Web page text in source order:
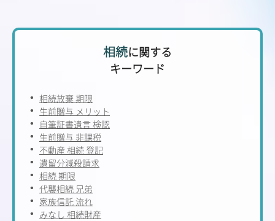
相続に関する
キーワード
相続放棄 期限
生前贈与 メリット
自筆証書遺言 検認
生前贈与 非課税
不動産 相続 登記
遺留分減殺請求
相続 期限
代襲相続 兄弟
家族信託 流れ
みなし 相続財産